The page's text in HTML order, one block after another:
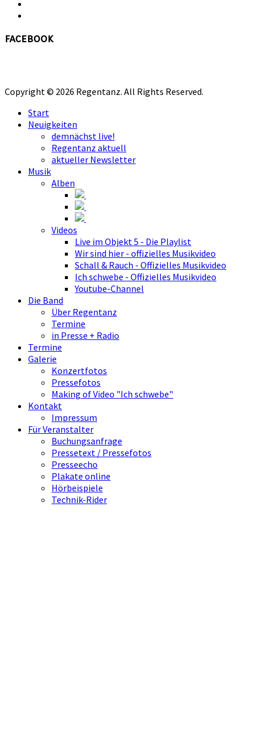
facebook
Copyright © 2026 Regentanz. All Rights Reserved.
Start
Neuigkeiten
demnächst live!
Regentanz aktuell
aktueller Newsletter
Musik
Alben
Videos
Live im Objekt 5 - Die Playlist
Wir sind hier - offizielles Musikvideo
Schall & Rauch - Offizielles Musikvideo
Ich schwebe - Offizielles Musikvideo
Youtube-Channel
Die Band
Über Regentanz
Termine
in Presse + Radio
Termine
Galerie
Konzertfotos
Pressefotos
Making of Video "Ich schwebe"
Kontakt
Impressum
Für Veranstalter
Buchungsanfrage
Pressetext / Pressefotos
Presseecho
Plakate online
Hörbeispiele
Technik-Rider